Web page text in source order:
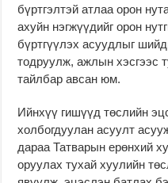
бүртгэлтэй атлаа орон
ахуйн нэгжүүдийг орон
бүртгүүлэх асуудлыг
тодруулж, ажлын хэсгээс
тайлбар авсан юм.
Ийнхүү гишүүд төслийн
холбогдуулан асуулт
дараа Татварын ерөнхий
оруулах тухай хуулийн